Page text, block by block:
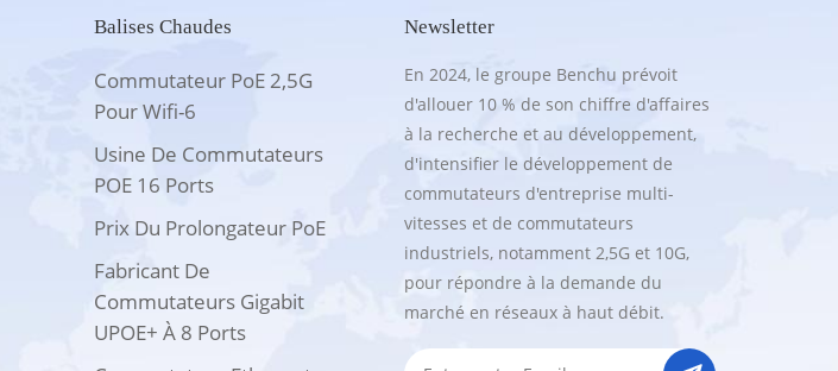
Balises Chaudes
Commutateur PoE 2,5G
Pour Wifi-6
Usine De Commutateurs
POE 16 Ports
Prix Du Prolongateur PoE
Fabricant De
Commutateurs Gigabit
UPOE+ À 8 Ports
Newsletter
En 2024, le groupe Benchu prévoit
d'allouer 10 % de son chiffre d'affaires
à la recherche et au développement,
d'intensifier le développement de
commutateurs d'entreprise multi-
vitesses et de commutateurs
industriels, notamment 2,5G et 10G,
pour répondre à la demande du
marché en réseaux à haut débit.